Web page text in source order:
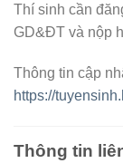
Thí sinh cần
GD&ĐT và nộp
Thông tin cập
https://
Thông tin